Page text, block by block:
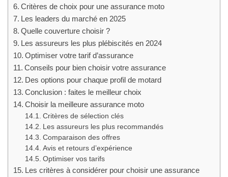
Critères de choix pour une assurance moto
Les leaders du marché en 2025
Quelle couverture choisir ?
Les assureurs les plus plébiscités en 2024
Optimiser votre tarif d’assurance
Conseils pour bien choisir votre assurance
Des options pour chaque profil de motard
Conclusion : faites le meilleur choix
Choisir la meilleure assurance moto
Critères de sélection clés
Les assureurs les plus recommandés
Comparaison des offres
Avis et retours d’expérience
Optimiser vos tarifs
Les critères à considérer pour choisir une assurance